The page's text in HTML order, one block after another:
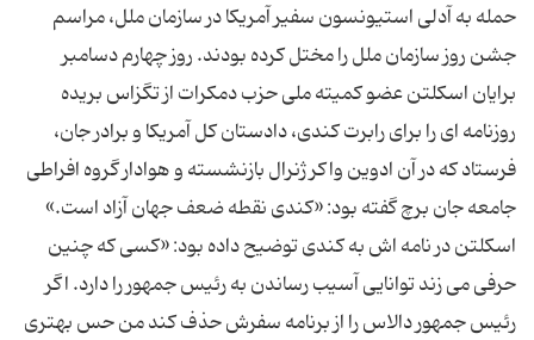
حمله به آدلی استیونسون سفیر آمریکا در سازمان ملل، مراسم
جشن روز سازمان ملل را مختل کرده بودند. روز چهارم دسامبر
برایان اسکلتن عضو کمیته ملی حزب دمکرات از تگزاس بریده
روزنامه ای را برای رابرت کندی، دادستان کل آمریکا و برادر جان،
فرستاد که در آن ادوین واکر ژنرال بازنشسته و هوادار گروه افراطی
جامعه جان برچ گفته بود: «کندی نقطه ضعف جهان آزاد است.»
اسکلتن در نامه اش به کندی توضیح داده بود: «کسی که چنین
حرفی می زند توانایی آسیب رساندن به رئیس جمهور را دارد. اگر
رئیس جمهور دالاس را از برنامه سفرش حذف کند من حس بهتری